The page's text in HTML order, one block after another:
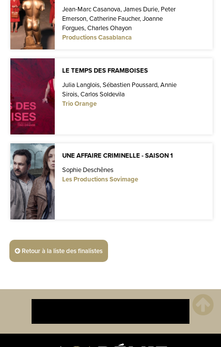
Jean-Marc Casanova, James Durie, Peter
Emerson, Catherine Faucher, Joanne
Forgues, Charles Ohayon
Productions Casablanca
LE TEMPS DES FRAMBOISES
Julia Langlois, Sébastien Poussard, Annie
Sirois, Carlos Soldevila
Trio Orange
UNE AFFAIRE CRIMINELLE - SAISON 1
Sophie Deschênes
Les Productions Sovimage
Retour à la liste des finalistes